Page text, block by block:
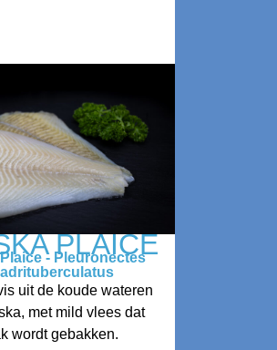
PLAICE
- Pleuronectes
uit de koude wateren
met mild vlees dat
wordt gebakken.